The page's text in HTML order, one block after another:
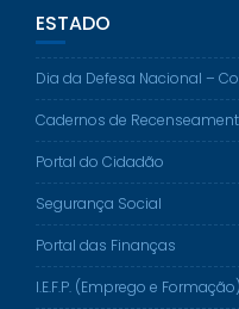
ESTADO
Dia da Defesa Nacional –
Cadernos de
Portal do Cidadão
Segurança Social
Portal das Finanças
I.E.F.P. (Emprego e Formação)